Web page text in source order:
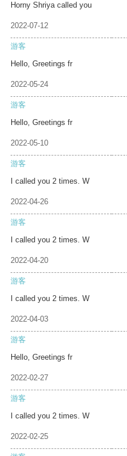
Horny Shriya called you
2022-07-12
游客
Hello, Greetings fr
2022-05-24
游客
Hello, Greetings fr
2022-05-10
游客
I called you 2 times. W
2022-04-26
游客
I called you 2 times. W
2022-04-20
游客
I called you 2 times. W
2022-04-03
游客
Hello, Greetings fr
2022-02-27
游客
I called you 2 times. W
2022-02-25